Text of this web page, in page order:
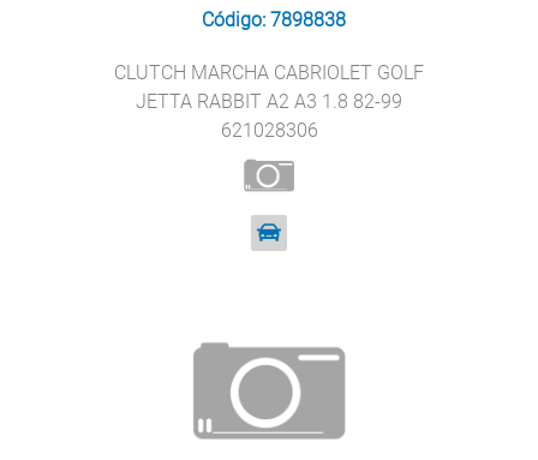
Código: 7898838
CLUTCH MARCHA CABRIOLET GOLF
JETTA RABBIT A2 A3 1.8 82-99
621028306